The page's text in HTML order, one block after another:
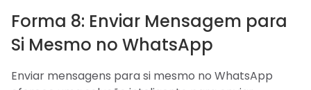
Forma 8: Enviar Mensagem para
Si Mesmo no WhatsApp
Enviar mensagens para si mesmo no WhatsApp